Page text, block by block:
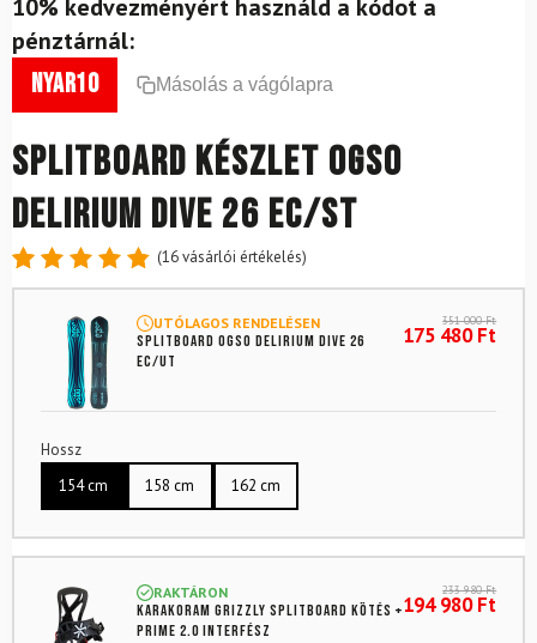
10% kedvezményért használd a kódot a
pénztárnál:
nyar10 Másolás a vágólapra
Splitboard készlet OGSO
Delirium Dive 26 EC/ST
Értékelés
5-ből,
16
értékelés
alapján
(16vásárlói értékelés)
UTÓLAGOS RENDELÉSEN
Splitboard OGSO Delirium Dive 26
EC/UT
351 000Ft
175 480Ft
Hossz
154 cm
158 cm 162 cm
RAKTÁRON
KARAKORAM Grizzly splitboard kötés +
Prime 2.0 interfész
233 980Ft
194 980Ft